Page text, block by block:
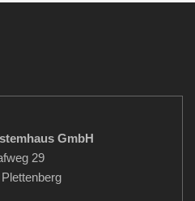
GmbH
29